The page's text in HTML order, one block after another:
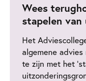
Wees
stapelen
Het
algemene
te zijn met het